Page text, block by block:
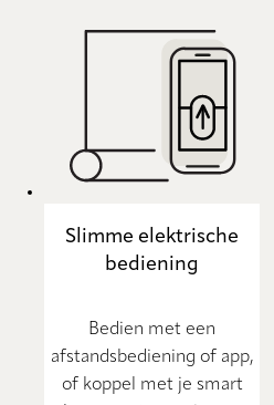
Slimme elektrische
bediening
Bedien met een
afstandsbediening of app,
of koppel met je smart